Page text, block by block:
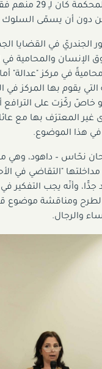
دون أن يسمّى السلوك
الجندريّ في القضايا
والمحامية في
في مركز "عدالة"
التي يقوم بها المركز
خاصّ ركّزت على
غير المعترَف بها مع
هذا الموضوع.
نحّاس – داهود، وهي
"التقاضي في
وأنّه يجب التفكير
لطرح ومناقشة موضوع
والرجال.